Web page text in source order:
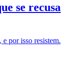
se recusa
por isso resistem.